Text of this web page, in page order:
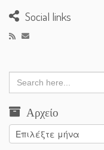
Social links
Search
for:
Αρχείο
Αρχείο